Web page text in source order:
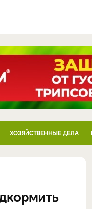
ХОЗЯЙСТВЕННЫЕ ДЕЛА